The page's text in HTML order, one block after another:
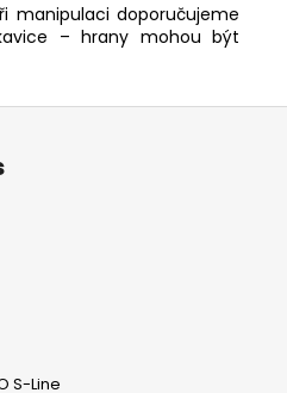
manipulaci doporučujeme
– hrany mohou být
S-Line